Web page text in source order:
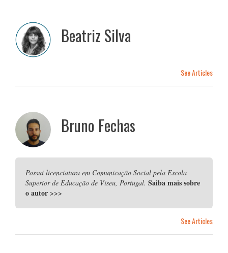
Beatriz Silva
See Articles
Bruno Fechas
Possui licenciatura em Comunicação Social pela Escola
Superior de Educação de Viseu, Portugal. Saiba mais sobre
o autor >>>
See Articles